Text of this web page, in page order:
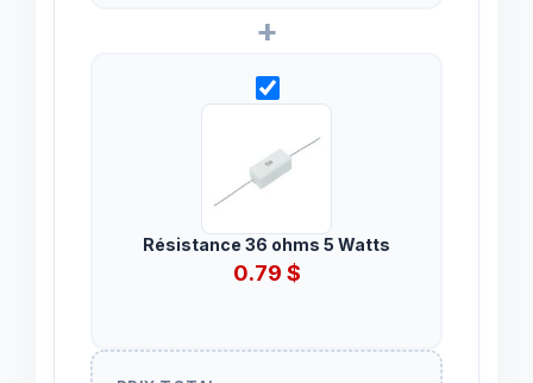
+
Résistance 36 ohms 5 Watts
0.79 $